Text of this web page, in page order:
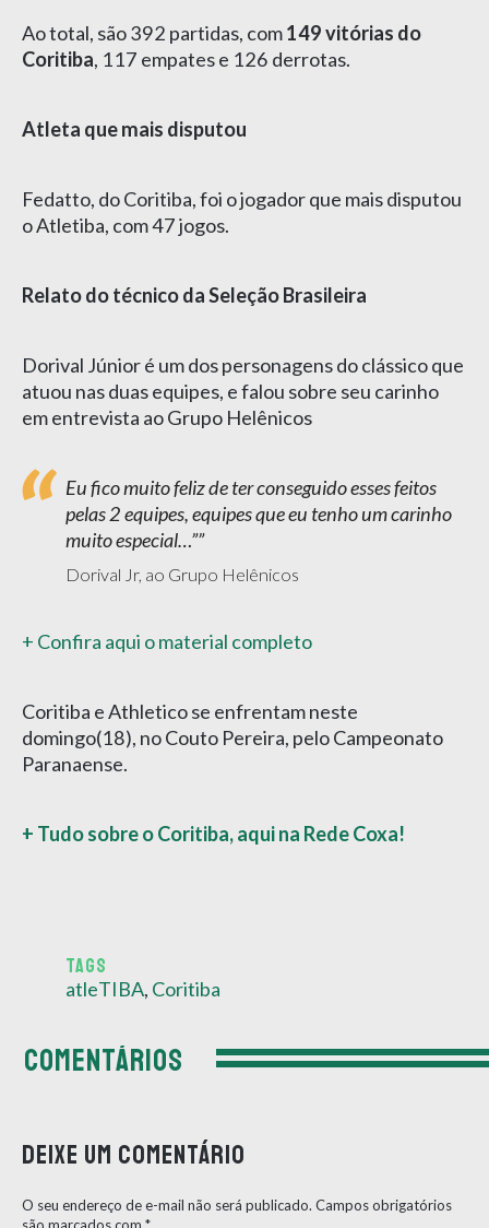
Ao total, são 392 partidas, com149 vitórias do
Coritiba, 117 empates e 126 derrotas.
Atleta que mais disputou
Fedatto, do Coritiba, foi o jogador que mais disputou
o Atletiba, com 47 jogos.
Relato do técnico da Seleção Brasileira
Dorival Júnior é um dos personagens do clássico que
atuou nas duas equipes, e falou sobre seu carinho
em entrevista ao Grupo Helênicos
Eu fico muito feliz de ter conseguido esses feitos
pelas 2 equipes, equipes que eu tenho um carinho
muito especial…”
Dorival Jr, ao Grupo Helênicos
+ Confira aqui o material completo
Coritiba e Athletico se enfrentam neste
domingo(18), no Couto Pereira, pelo Campeonato
Paranaense.
+ Tudo sobre o Coritiba, aqui na Rede Coxa!
TAGS
atleTIBA, Coritiba
COMENTÁRIOS
Deixe um comentário
O seu endereço de e-mail não será publicado. Campos obrigatórios
são marcados com *